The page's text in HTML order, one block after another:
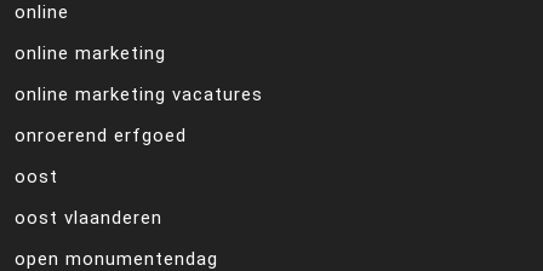
online
online marketing
online marketing vacatures
onroerend erfgoed
oost
oost vlaanderen
open monumentendag